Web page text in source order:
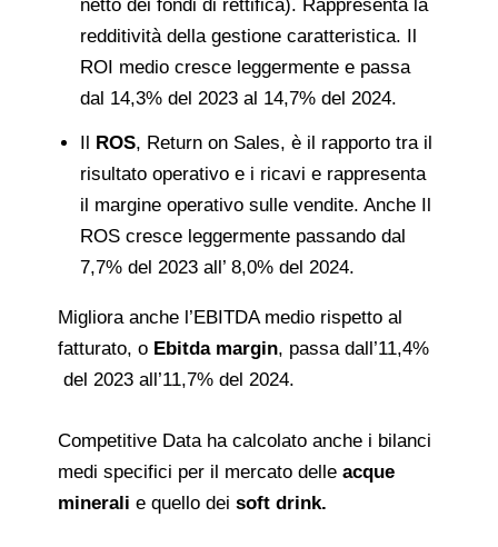
netto dei fondi di rettifica). Rappresenta la
redditività della gestione caratteristica. Il
ROI medio cresce leggermente e passa
dal 14,3% del 2023 al 14,7% del 2024.
Il ROS, Return on Sales, è il rapporto tra il
risultato operativo e i ricavi e rappresenta
il margine operativo sulle vendite. Anche Il
ROS cresce leggermente passando dal
7,7% del 2023 all’ 8,0% del 2024.
Migliora anche l’EBITDA medio rispetto al
fatturato, o Ebitda margin, passa dall’11,4%
del 2023 all’11,7% del 2024.
Competitive Data ha calcolato anche i bilanci
medi specifici per il mercato delleacque
minerali e quello deisoft drink.